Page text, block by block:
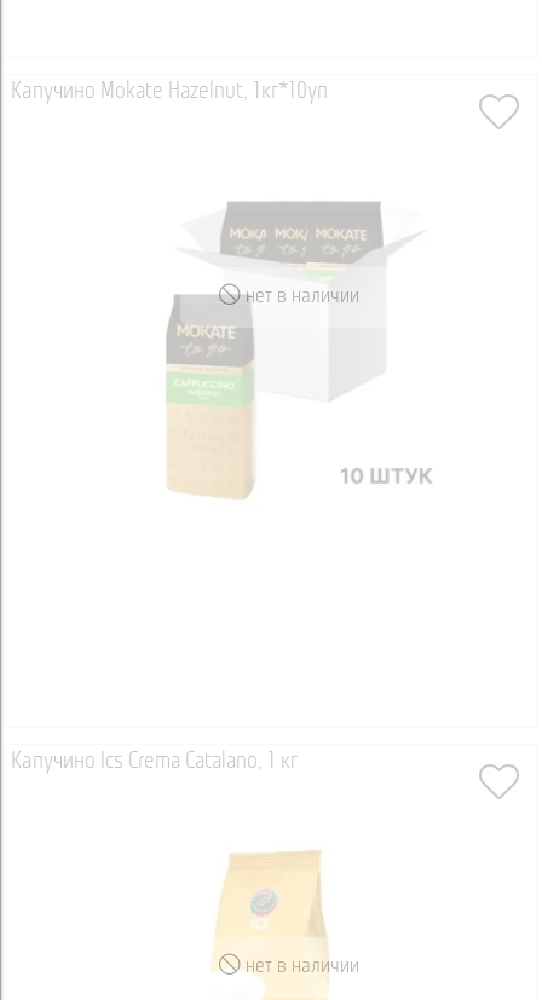
нет в наличии
Капучино Mokate Hazelnut, 1кг*10уп
нет в наличии
Капучино Ics Crema Catalano, 1 кг